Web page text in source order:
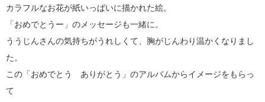
カラフルなお花が紙いっぱいに描かれた絵。
「おめでとうー」のメッセージも一緒に。
ううじんさんの気持ちがうれしくて、胸がじんわり温かくなりまし
た。
この「おめでとう ありがとう」のアルバムからイメージをもらっ
て